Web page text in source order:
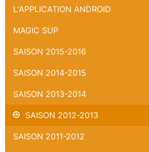
L'APPLICATION ANDROID
MAGIC SUP
SAISON 2015-2016
SAISON 2014-2015
SAISON 2013-2014
SAISON 2012-2013
SAISON 2011-2012